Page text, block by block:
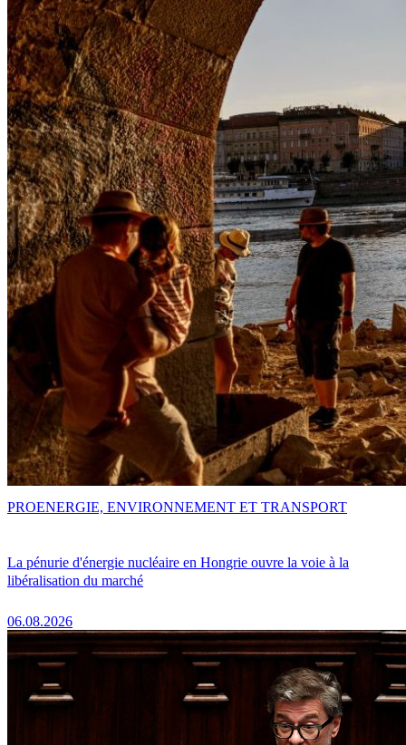
La pénurie d'énergie nucléaire en Hongrie ouvre la voie à la
libéralisation du marché
06.08.2026
PROENERGIE, ENVIRONNEMENT ET TRANSPORT